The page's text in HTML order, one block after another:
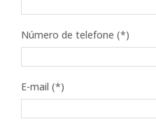
Número de telefone (*)
E-mail (*)